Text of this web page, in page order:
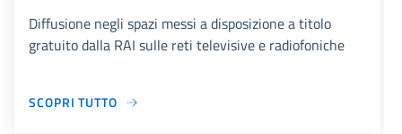
Diffusione negli spazi messi a disposizione a titolo
gratuito dalla RAI sulle reti televisive e radiofoniche
SCOPRI TUTTO